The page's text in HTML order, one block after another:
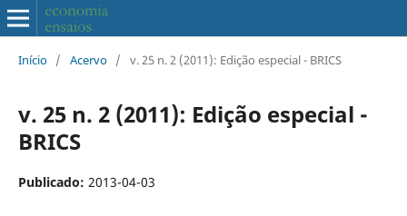
Início / Acervo / v. 25 n. 2 (2011): Edição especial - BRICS
v. 25 n. 2 (2011): Edição especial -
BRICS
Publicado: 2013-04-03